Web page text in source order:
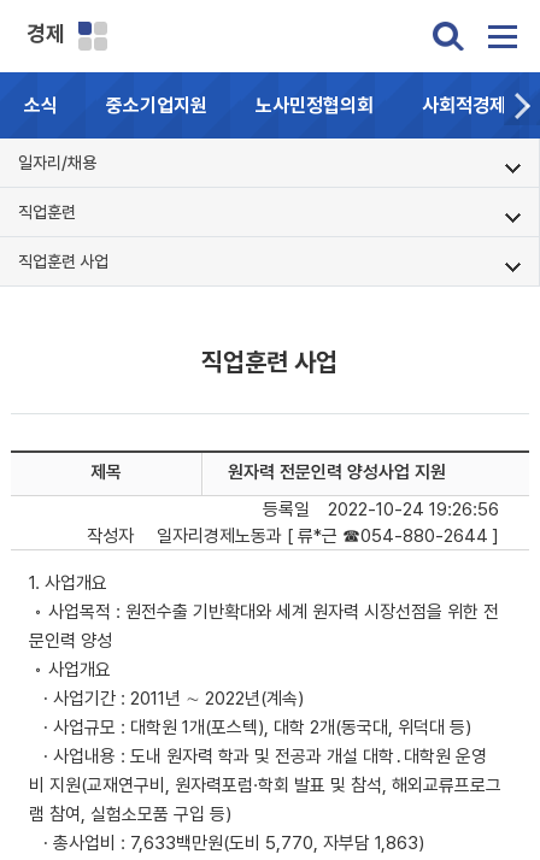
경제
소식 중소기업지원 노사민정협의회 사회적경제기업
일자리/채용
직업훈련
직업훈련 사업
직업훈련 사업
제목
원자력 전문인력 양성사업 지원
등록일
2022-10-24 19:26:56
작성자
일자리경제노동과 [ 류*근 ☎054-880-2644 ]
1. 사업개요
◦ 사업목적 : 원전수출 기반확대와 세계 원자력 시장선점을 위한 전
문인력 양성
◦ 사업개요
∙ 사업기간 : 2011년 ∼ 2022년(계속)
∙ 사업규모 : 대학원 1개(포스텍), 대학 2개(동국대, 위덕대 등)
∙ 사업내용 : 도내 원자력 학과 및 전공과 개설 대학․대학원 운영
비 지원(교재연구비, 원자력포럼·학회 발표 및 참석, 해외교류프로그
램 참여, 실험소모품 구입 등)
∙ 총사업비 : 7,633백만원(도비 5,770, 자부담 1,863)